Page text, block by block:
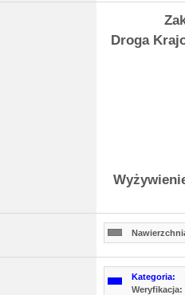
Droga
Kategoria:
Weryfikacja: